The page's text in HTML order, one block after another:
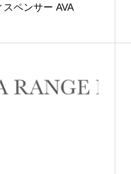
ペンサー AVA